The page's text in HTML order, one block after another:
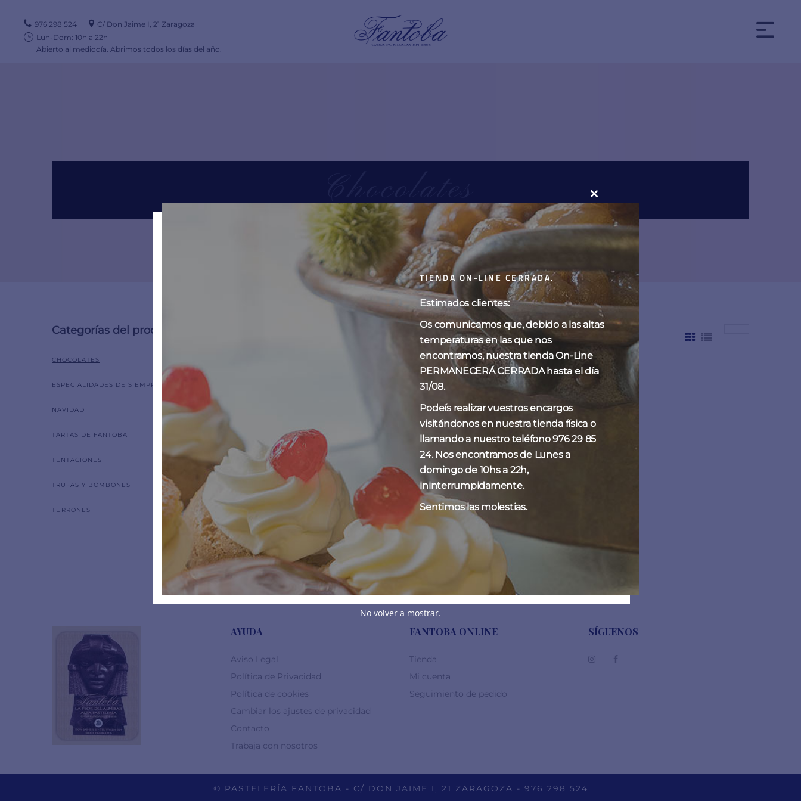
976 298 524
C/ Don Jaime I, 21 Zaragoza
Lun-Dom: 10h a 22h
Abierto al mediodía. Abrimos todos los días del año.
Home Tienda Chocolates
15 20
Chocolate trufado
Sardinas de chocolate
12,00
Categorías del producto
CHOCOLATES
ESPECIALIDADES DE SIEMPRE
NAVIDAD
TARTAS DE FANTOBA
TENTACIONES
TRUFAS Y BOMBONES
TURRONES
AYUDA
Aviso Legal
Política de Privacidad
Política de cookies
Cambiar los ajustes de privacidad
Contacto
Trabaja con nosotros
FANTOBA ONLINE
Tienda
Mi cuenta
Seguimiento de pedido
SÍGUENOS
© PASTELERÍA FANTOBA - C/ DON JAIME I, 21 ZARAGOZA - 976 298 524
CLOSE
THIS
MODULE
TIENDA ON-LINE CERRADA.
Estimados clientes:
Os comunicamos que, debido a las altas
temperaturas en las que nos
encontramos, nuestra tienda On-Line
PERMANECERÁ CERRADA hasta el día
31/08.
Podeís realizar vuestros encargos
visitándonos en nuestra tienda física o
llamando a nuestro teléfono 976 29 85
24. Nos encontramos de Lunes a
domingo de 10hs a 22h,
ininterrumpidamente.
Sentimos las molestias.
No volver a mostrar.